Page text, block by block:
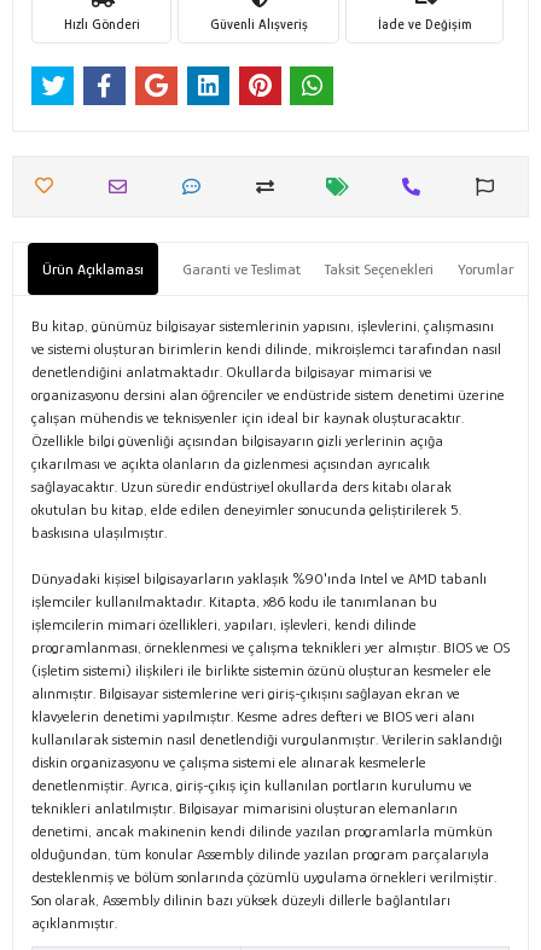
Hızlı Gönderi Güvenli Alışveriş İade ve Değişim
Ürün Açıklaması Garanti ve Teslimat Taksit Seçenekleri Yorumlar
Bu kitap, günümüz bilgisayar sistemlerinin yapısını, işlevlerini, çalışmasını
ve sistemi oluşturan birimlerin kendi dilinde, mikroişlemci tarafından nasıl
denetlendiğini anlatmaktadır. Okullarda bilgisayar mimarisi ve
organizasyonu dersini alan öğrenciler ve endüstride sistem denetimi üzerine
çalışan mühendis ve teknisyenler için ideal bir kaynak oluşturacaktır.
Özellikle bilgi güvenliği açısından bilgisayarın gizli yerlerinin açığa
çıkarılması ve açıkta olanların da gizlenmesi açısından ayrıcalık
sağlayacaktır. Uzun süredir endüstriyel okullarda ders kitabı olarak
okutulan bu kitap, elde edilen deneyimler sonucunda geliştirilerek 5.
baskısına ulaşılmıştır.
Dünyadaki kişisel bilgisayarların yaklaşık %90'ında Intel ve AMD tabanlı
işlemciler kullanılmaktadır. Kitapta, x86 kodu ile tanımlanan bu
işlemcilerin mimari özellikleri, yapıları, işlevleri, kendi dilinde
programlanması, örneklenmesi ve çalışma teknikleri yer almıştır. BIOS ve OS
(işletim sistemi) ilişkileri ile birlikte sistemin özünü oluşturan kesmeler ele
alınmıştır. Bilgisayar sistemlerine veri giriş-çıkışını sağlayan ekran ve
klavyelerin denetimi yapılmıştır. Kesme adres defteri ve BIOS veri alanı
kullanılarak sistemin nasıl denetlendiği vurgulanmıştır. Verilerin saklandığı
diskin organizasyonu ve çalışma sistemi ele alınarak kesmelerle
denetlenmiştir. Ayrıca, giriş-çıkış için kullanılan portların kurulumu ve
teknikleri anlatılmıştır. Bilgisayar mimarisini oluşturan elemanların
denetimi, ancak makinenin kendi dilinde yazılan programlarla mümkün
olduğundan, tüm konular Assembly dilinde yazılan program parçalarıyla
desteklenmiş ve bölüm sonlarında çözümlü uygulama örnekleri verilmiştir.
Son olarak, Assembly dilinin bazı yüksek düzeyli dillerle bağlantıları
açıklanmıştır.